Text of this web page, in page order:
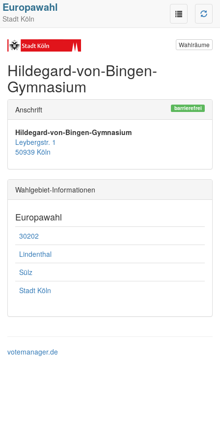
Europawahl
Stadt Köln
Wahlräume
Hildegard-von-Bingen-
Gymnasium
Anschrift barrierefrei
Hildegard-von-Bingen-Gymnasium
Leybergstr. 1
50939 Köln
Wahlgebiet-Informationen
Europawahl
30202
Lindenthal
Sülz
Stadt Köln
votemanager.de